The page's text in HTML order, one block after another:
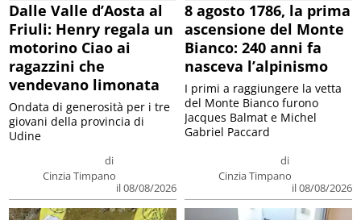
Dalle Valle d’Aosta al
Friuli: Henry regala un
motorino Ciao ai
ragazzini che
vendevano limonata
di
Cinzia Timpano
il 08/08/2026
Ondata di generosità per i tre
giovani della provincia di
Udine
8 agosto 1786, la prima
ascensione del Monte
Bianco: 240 anni fa
nasceva l’alpinismo
di
Cinzia Timpano
il 08/08/2026
I primi a raggiungere la vetta
del Monte Bianco furono
Jacques Balmat e Michel
Gabriel Paccard